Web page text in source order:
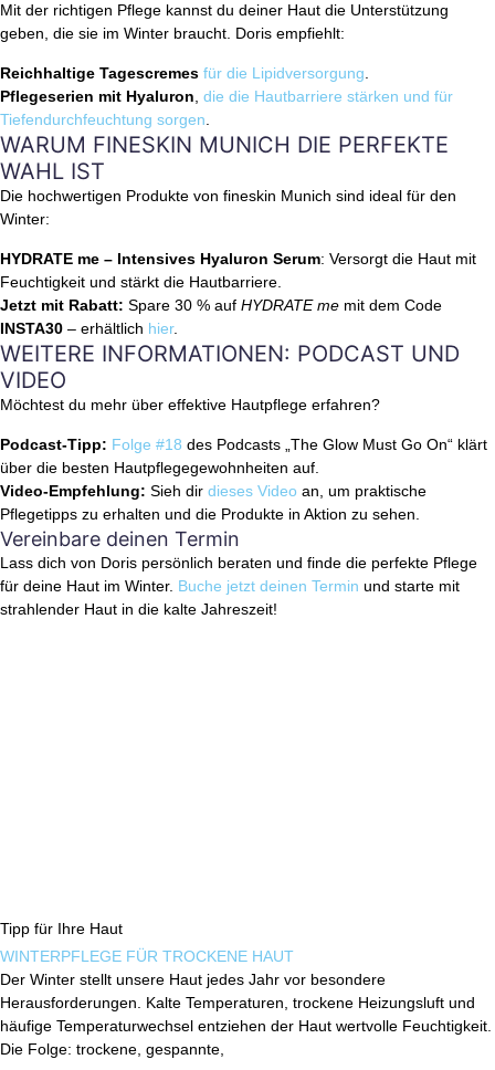
Mit der richtigen Pflege kannst du deiner Haut die Unterstützung
geben, die sie im Winter braucht. Doris empfiehlt:
Reichhaltige Tagescremes für die Lipidversorgung.
Pflegeserien mit Hyaluron, die die Hautbarriere stärken und für
Tiefendurchfeuchtung sorgen.
WARUM FINESKIN MUNICH DIE PERFEKTE
WAHL IST
Die hochwertigen Produkte von fineskin Munich sind ideal für den
Winter:
HYDRATE me – Intensives Hyaluron Serum: Versorgt die Haut mit
Feuchtigkeit und stärkt die Hautbarriere.
Jetzt mit Rabatt: Spare 30 % auf HYDRATE me mit dem Code
INSTA30 – erhältlich hier.
WEITERE INFORMATIONEN: PODCAST UND
VIDEO
Möchtest du mehr über effektive Hautpflege erfahren?
Podcast-Tipp: Folge #18 des Podcasts „The Glow Must Go On“ klärt
über die besten Hautpflegegewohnheiten auf.
Video-Empfehlung: Sieh dir dieses Video an, um praktische
Pflegetipps zu erhalten und die Produkte in Aktion zu sehen.
Vereinbare deinen Termin
Lass dich von Doris persönlich beraten und finde die perfekte Pflege
für deine Haut im Winter. Buche jetzt deinen Termin und starte mit
strahlender Haut in die kalte Jahreszeit!
Tipp für Ihre Haut
WINTERPFLEGE FÜR TROCKENE HAUT
Der Winter stellt unsere Haut jedes Jahr vor besondere
Herausforderungen. Kalte Temperaturen, trockene Heizungsluft und
häufige Temperaturwechsel entziehen der Haut wertvolle Feuchtigkeit.
Die Folge: trockene, gespannte,